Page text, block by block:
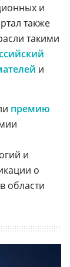
и
также
такими
и
премию
и
о
области